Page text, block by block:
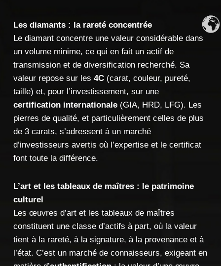
Les diamants : la rareté concentrée
Le diamant concentre une valeur considérable dans
un volume minime, ce qui en fait un actif de
transmission et de diversification recherché. Sa
valeur repose sur les 4C(carat, couleur, pureté,
taille) et, pour l’investissement, sur une
certification internationale(GIA, HRD, LFG). Les
pierres de qualité, et particulièrement celles de plus
de 3 carats, s’adressent à un marché
d’investisseurs avertis où l’expertise et le certificat
font toute la différence.
L’art et les tableaux de maîtres : le patrimoine
culturel
Les œuvres d’art et les tableaux de maîtres
constituent une classe d’actifs à part, où la valeur
tient à la rareté, à la signature, à la provenance et à
l’état. C’est un marché de connaisseurs, exigeant en